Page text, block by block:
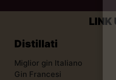
LINK
Distillati
Miglior gin Italiano
Gin Francesi